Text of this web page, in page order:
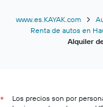
www.es.KAYAK.com
Renta de autos en
Alquiler
*
Los precios son por